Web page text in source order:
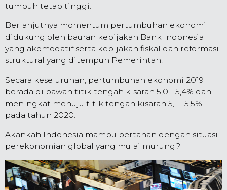
tumbuh tetap tinggi.
Berlanjutnya momentum pertumbuhan ekonomi
didukung oleh bauran kebijakan Bank Indonesia
yang akomodatif serta kebijakan fiskal dan reformasi
struktural yang ditempuh Pemerintah.
Secara keseluruhan, pertumbuhan ekonomi 2019
berada di bawah titik tengah kisaran 5,0 - 5,4% dan
meningkat menuju titik tengah kisaran 5,1 - 5,5%
pada tahun 2020.
Akankah Indonesia mampu bertahan dengan situasi
perekonomian global yang mulai murung?